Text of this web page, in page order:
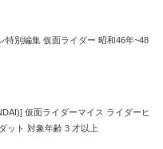
特別編集 仮面ライダー 昭和46年~48
仮面ライダーマイス ライダーヒ
ット 対象年齢 3 才以上